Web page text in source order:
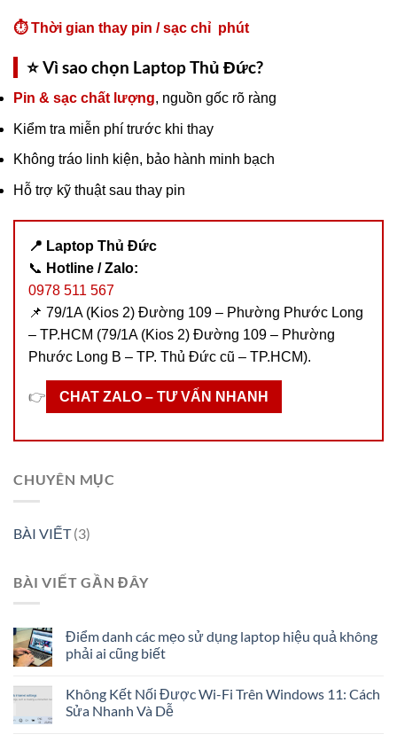
⏱ Thời gian thay pin / sạc chỉ phút
⭐ Vì sao chọn Laptop Thủ Đức?
Pin & sạc chất lượng, nguồn gốc rõ ràng
Kiểm tra miễn phí trước khi thay
Không tráo linh kiện, bảo hành minh bạch
Hỗ trợ kỹ thuật sau thay pin
📍 Laptop Thủ Đức
📞 Hotline / Zalo:
0978 511 567
📌 79/1A (Kios 2) Đường 109 – Phường Phước Long
– TP.HCM (79/1A (Kios 2) Đường 109 – Phường
Phước Long B – TP. Thủ Đức cũ – TP.HCM).
👉 CHAT ZALO – TƯ VẤN NHANH
CHUYÊN MỤC
BÀI VIẾT(3)
BÀI VIẾT GẦN ĐÂY
Điểm danh các mẹo sử dụng laptop hiệu quả không
phải ai cũng biết
Không Kết Nối Được Wi-Fi Trên Windows 11: Cách
Sửa Nhanh Và Dễ